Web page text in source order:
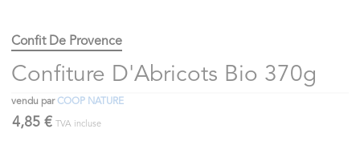
Confit De Provence
Confiture D'Abricots Bio 370g
vendu parCOOP NATURE
4,85 € TVA incluse